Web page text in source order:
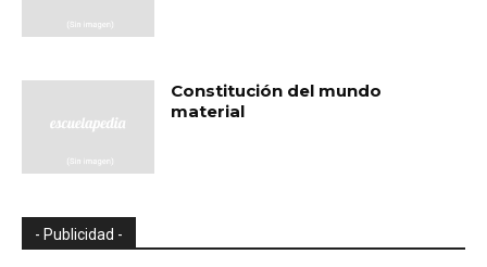
Constitución del mundo
material
- Publicidad -